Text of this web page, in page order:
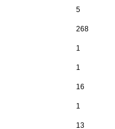
5
268
1
1
16
1
13